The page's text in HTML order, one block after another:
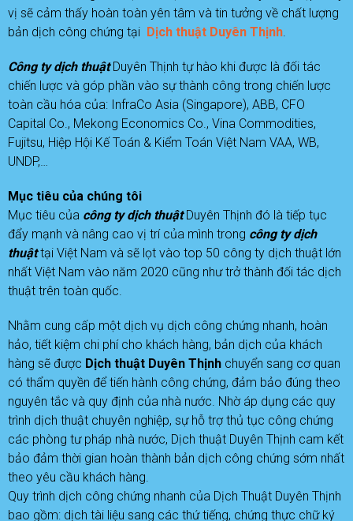
vị sẽ cảm thấy hoàn toàn yên tâm và tin tưởng về chất lượng
bản dịch công chứng tại Dịch thuật Duyên Thịnh
Công ty dịch thuậtDuyên Thịnh tự hào khi được là đối tác
chiến lược và góp phần vào sự thành công trong chiến lược
toàn cầu hóa của: InfraCo Asia (Singapore), ABB, CFO
Capital Co., Mekong Economics Co., Vina Commodities,
Fujitsu, Hiệp Hội Kế Toán & Kiểm Toán Việt Nam VAA, WB,
UNDP,…
Mục tiêu của chúng tôi
Mục tiêu của công ty dịch thuậtDuyên Thịnh đó là tiếp tục
đẩy mạnh và nâng cao vị trí của mình trong công ty dịch
thuậttại Việt Nam và sẽ lọt vào top 50 công ty dịch thuật lớn
nhất Việt Nam vào năm 2020 cũng như trở thành đối tác dịch
thuật trên toàn quốc.
Nhằm cung cấp một dịch vụ dịch công chứng nhanh, hoàn
hảo, tiết kiệm chi phí cho khách hàng, bản dịch của khách
hàng sẽ được Dịch thuật Duyên Thịnh chuyển sang cơ quan
có thẩm quyền để tiến hành công chứng, đảm bảo đúng theo
nguyên tắc và quy định của nhà nước. Nhờ áp dụng các quy
trình dịch thuật chuyên nghiệp, sự hỗ trợ thủ tục công chứng
các phòng tư pháp nhà nước, Dịch thuật Duyên Thịnh cam kết
bảo đảm thời gian hoàn thành bản dịch công chứng sớm nhất
theo yêu cầu khách hàng.
Quy trình dịch công chứng nhanh của Dịch Thuật Duyên Thịnh
bao gồm: dịch tài liệu sang các thứ tiếng, chứng thực chữ ký